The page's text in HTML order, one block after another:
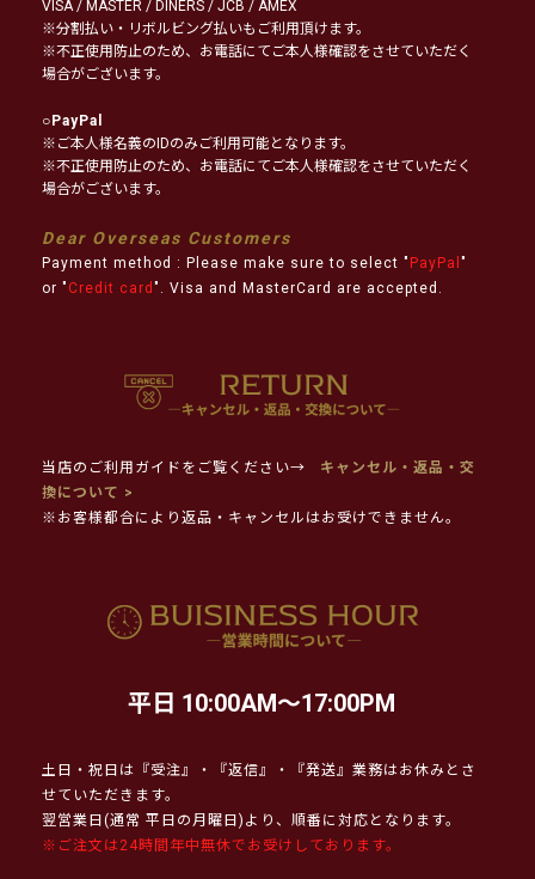
VISA / MASTER / DINERS / JCB / AMEX
※分割払い・リボルビング払いもご利用頂けます。
※不正使用防止のため、お電話にてご本人様確認をさせていただく
場合がございます。
○PayPal
※ご本人様名義のIDのみご利用可能となります。
※不正使用防止のため、お電話にてご本人様確認をさせていただく
場合がございます。
Dear Overseas Customers
Payment method : Please make sure to select " PayPal "
or " Credit card ". Visa and MasterCard are accepted.
当店のご利用ガイドをご覧ください→
キャンセル・返品・交
換について >
※お客様都合により返品・キャンセルはお受けできません。
平日 10:00AM～17:00PM
土日・祝日は『受注』・『返信』・『発送』業務はお休みとさ
せていただきます。
翌営業日(通常 平日の月曜日)より、順番に対応となります。
※ご注文は24時間年中無休でお受けしております。